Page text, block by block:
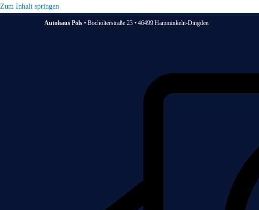
Zum Inhalt springen
Autohaus Pols • Bocholterstraße 23 • 46499 Hamminkeln-Dingden